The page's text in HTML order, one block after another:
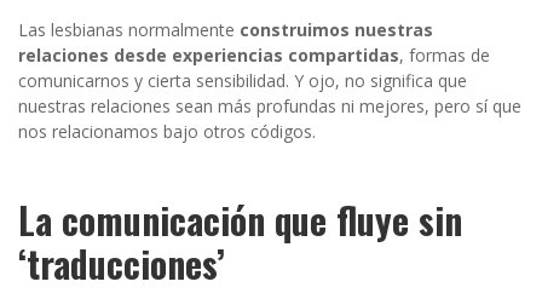
Las lesbianas normalmente construimos nuestras
relaciones desde experiencias compartidas, formas de
comunicarnos y cierta sensibilidad. Y ojo, no significa que
nuestras relaciones sean más profundas ni mejores, pero sí que
nos relacionamos bajo otros códigos.
La comunicación que fluye sin
‘traducciones’